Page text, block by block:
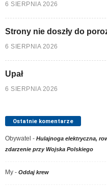
6 SIERPNIA 2026
Strony nie doszły do
6 SIERPNIA 2026
Upał
6 SIERPNIA 2026
Ostatnie komentarze
Obywatel - Hulajnoga elektryczna,
zdarzenie przy Wojska Polskiego
My - Oddaj krew